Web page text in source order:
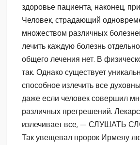
здоровье пациента, наконец,
Человек, страдающий
множеством различных
лечить каждую болезнь
общего лечения нет. В
так. Однако существует
способное излечить все
даже если человек совершил
различных прегрешений.
излечивает все, — СЛУШАТЬ
Так увещевал пророк Ирмеяу